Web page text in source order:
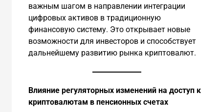
важным шагом в направлении интеграции
цифровых активов в традиционную
финансовую систему. Это открывает новые
возможности для инвесторов и способствует
дальнейшему развитию рынка криптовалют.
Влияние регуляторных изменений на доступ к
криптовалютам в пенсионных счетах